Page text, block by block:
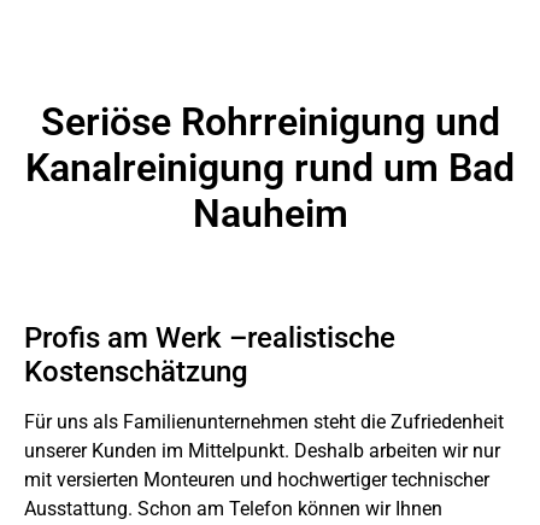
Seriöse Rohrreinigung und
Kanalreinigung rund um Bad
Nauheim
Profis am Werk –realistische
Kostenschätzung
Für uns als Familienunternehmen steht die Zufriedenheit
unserer Kunden im Mittelpunkt. Deshalb arbeiten wir nur
mit versierten Monteuren und hochwertiger technischer
Ausstattung. Schon am Telefon können wir Ihnen